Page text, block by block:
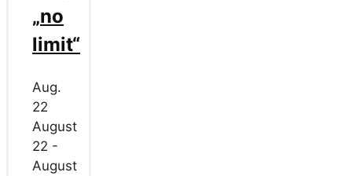
„no
limit“
Aug.
22
August
22 -
August